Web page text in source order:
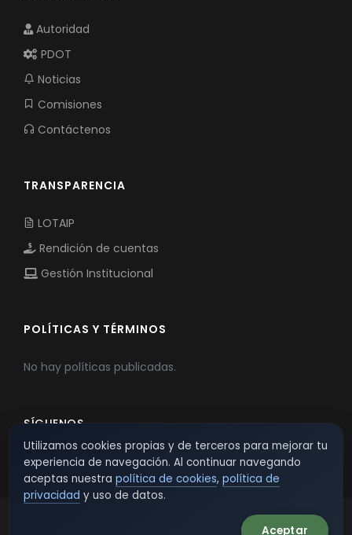
Autoridad
PDOT
Noticias
Comisiones
Contáctenos
TRANSPARENCIA
LOTAIP
Rendición de cuentas
Gestión Institucional
POLÍTICAS Y TÉRMINOS
No hay políticas publicadas.
SÍGUENOS
Utilizamos cookies propias y de terceros para mejorar tu
experiencia de navegación. Al continuar navegando
aceptas nuestra política de cookies, política de
privacidad y uso de datos.
Aceptar